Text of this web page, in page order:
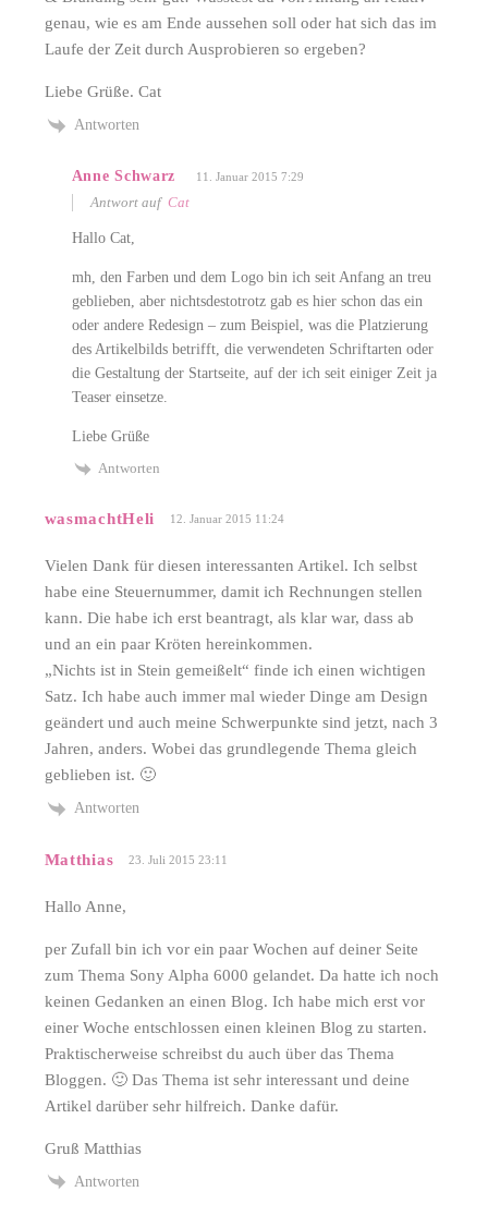
genau, wie es am Ende aussehen soll oder hat sich das im
Laufe der Zeit durch Ausprobieren so ergeben?
Liebe Grüße. Cat
Antworten
Anne Schwarz 11. Januar 2015 7:29
Antwort auf Cat
Hallo Cat,
mh, den Farben und dem Logo bin ich seit Anfang an treu
geblieben, aber nichtsdestotrotz gab es hier schon das ein
oder andere Redesign – zum Beispiel, was die Platzierung
des Artikelbilds betrifft, die verwendeten Schriftarten oder
die Gestaltung der Startseite, auf der ich seit einiger Zeit ja
Teaser einsetze.
Liebe Grüße
Antworten
wasmachtHeli 12. Januar 2015 11:24
Vielen Dank für diesen interessanten Artikel. Ich selbst
habe eine Steuernummer, damit ich Rechnungen stellen
kann. Die habe ich erst beantragt, als klar war, dass ab
und an ein paar Kröten hereinkommen.
„Nichts ist in Stein gemeißelt“ finde ich einen wichtigen
Satz. Ich habe auch immer mal wieder Dinge am Design
geändert und auch meine Schwerpunkte sind jetzt, nach 3
Jahren, anders. Wobei das grundlegende Thema gleich
geblieben ist. 🙂
Antworten
Matthias 23. Juli 2015 23:11
Hallo Anne,
per Zufall bin ich vor ein paar Wochen auf deiner Seite
zum Thema Sony Alpha 6000 gelandet. Da hatte ich noch
keinen Gedanken an einen Blog. Ich habe mich erst vor
einer Woche entschlossen einen kleinen Blog zu starten.
Praktischerweise schreibst du auch über das Thema
Bloggen. 🙂 Das Thema ist sehr interessant und deine
Artikel darüber sehr hilfreich. Danke dafür.
Gruß Matthias
Antworten